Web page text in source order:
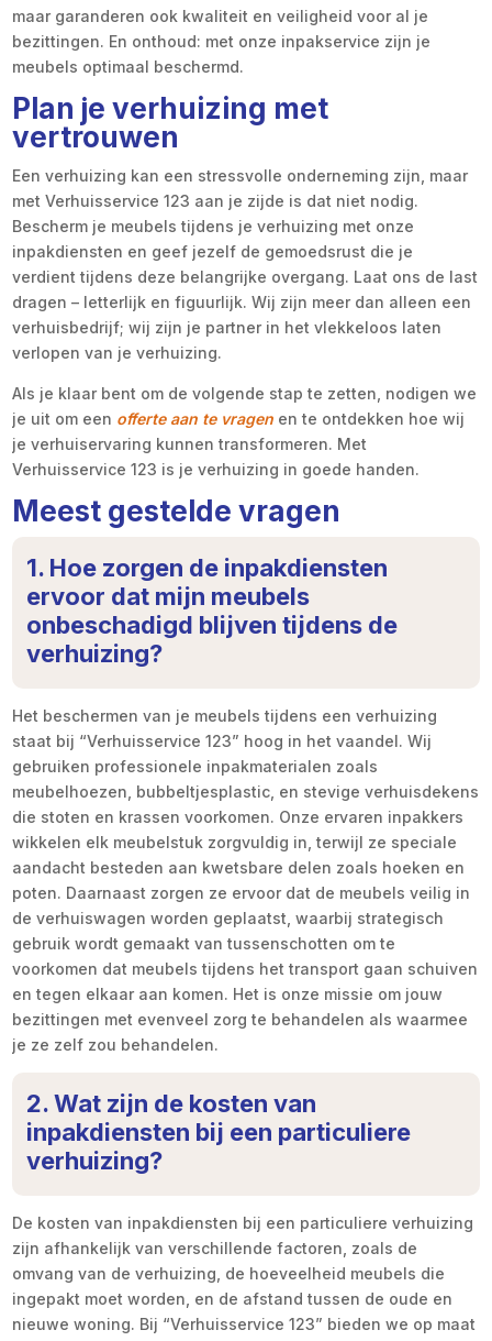
maar garanderen ook kwaliteit en veiligheid voor al je
bezittingen. En onthoud: met onze inpakservice zijn je
meubels optimaal beschermd.
Plan je verhuizing met
vertrouwen
Een verhuizing kan een stressvolle onderneming zijn, maar
met Verhuisservice 123 aan je zijde is dat niet nodig.
Bescherm je meubels tijdens je verhuizing met onze
inpakdiensten en geef jezelf de gemoedsrust die je
verdient tijdens deze belangrijke overgang. Laat ons de last
dragen – letterlijk en figuurlijk. Wij zijn meer dan alleen een
verhuisbedrijf; wij zijn je partner in het vlekkeloos laten
verlopen van je verhuizing.
Als je klaar bent om de volgende stap te zetten, nodigen we
je uit om een offerte aan te vragen en te ontdekken hoe wij
je verhuiservaring kunnen transformeren. Met
Verhuisservice 123 is je verhuizing in goede handen.
Meest gestelde vragen
1. Hoe zorgen de inpakdiensten
ervoor dat mijn meubels
onbeschadigd blijven tijdens de
verhuizing?
Het beschermen van je meubels tijdens een verhuizing
staat bij “Verhuisservice 123” hoog in het vaandel. Wij
gebruiken professionele inpakmaterialen zoals
meubelhoezen, bubbeltjesplastic, en stevige verhuisdekens
die stoten en krassen voorkomen. Onze ervaren inpakkers
wikkelen elk meubelstuk zorgvuldig in, terwijl ze speciale
aandacht besteden aan kwetsbare delen zoals hoeken en
poten. Daarnaast zorgen ze ervoor dat de meubels veilig in
de verhuiswagen worden geplaatst, waarbij strategisch
gebruik wordt gemaakt van tussenschotten om te
voorkomen dat meubels tijdens het transport gaan schuiven
en tegen elkaar aan komen. Het is onze missie om jouw
bezittingen met evenveel zorg te behandelen als waarmee
je ze zelf zou behandelen.
2. Wat zijn de kosten van
inpakdiensten bij een particuliere
verhuizing?
De kosten van inpakdiensten bij een particuliere verhuizing
zijn afhankelijk van verschillende factoren, zoals de
omvang van de verhuizing, de hoeveelheid meubels die
ingepakt moet worden, en de afstand tussen de oude en
nieuwe woning. Bij “Verhuisservice 123” bieden we op maat